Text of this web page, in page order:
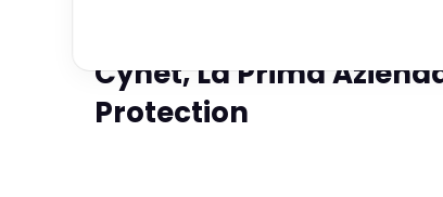
Cynet, La Prima
Protection